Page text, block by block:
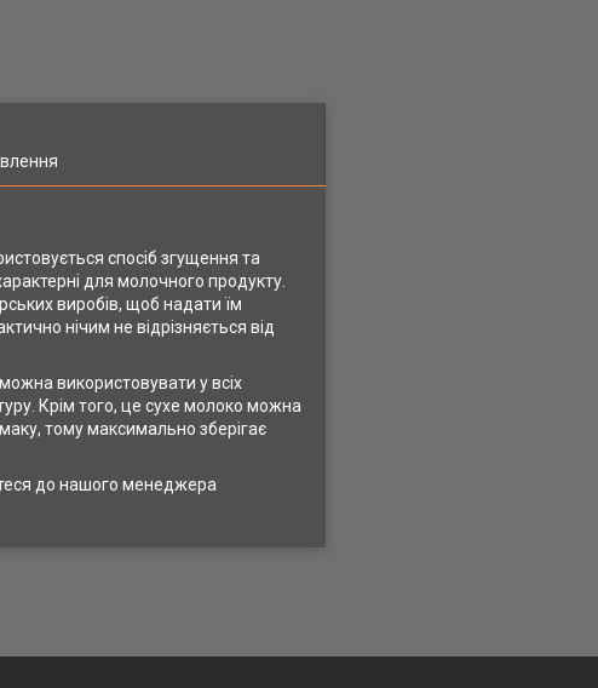
спосіб згущення та
для молочного продукту.
виробів, щоб надати їм
нічим не відрізняється від
використовувати у всіх
Крім того, це сухе молоко можна
тому максимально зберігає
до нашого менеджера